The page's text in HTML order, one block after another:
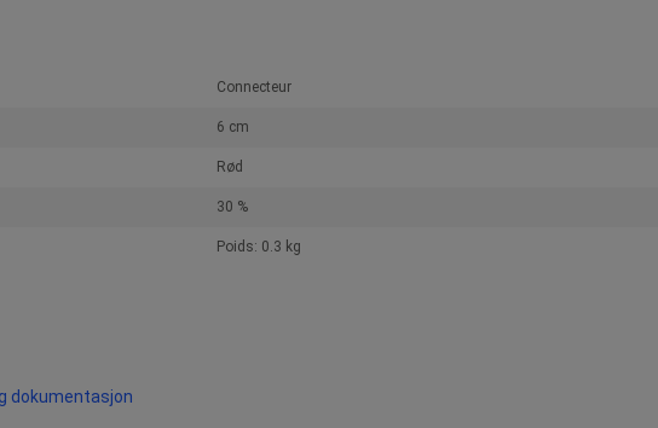
Connecteur
6 cm
Rød
30 %
Poids: 0.3 kg
dokumentasjon